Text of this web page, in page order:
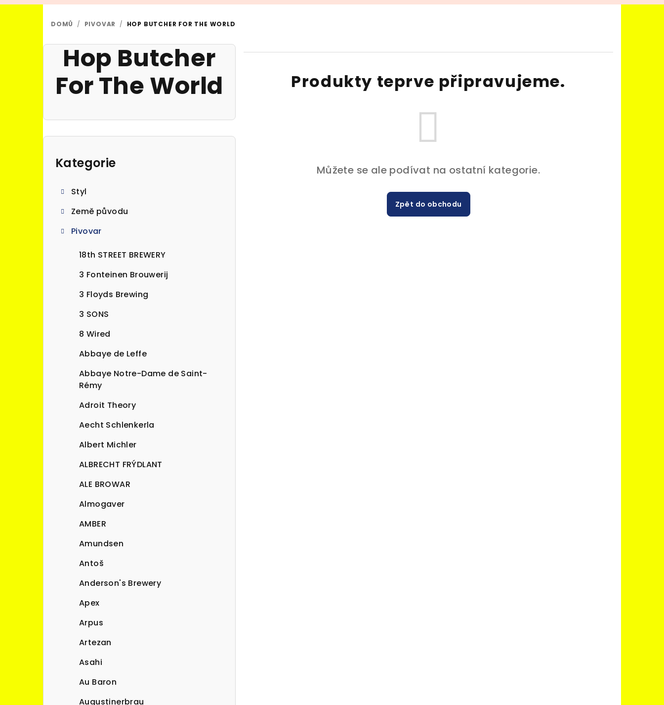
DOMŮ / PIVOVAR / HOP BUTCHER FOR THE WORLD
Hop Butcher
For The World
P
Přeskočit
kategorie
Kategorie
Styl
Země původu
Pivovar
18th STREET BREWERY
3 Fonteinen Brouwerij
3 Floyds Brewing
3 SONS
8 Wired
Abbaye de Leffe
Abbaye Notre-Dame de Saint-
Rémy
Adroit Theory
Aecht Schlenkerla
Albert Michler
ALBRECHT FRÝDLANT
ALE BROWAR
Almogaver
AMBER
Amundsen
Antoš
Anderson's Brewery
Apex
Arpus
Artezan
Asahi
Au Baron
Augustinerbrau
Produkty teprve připravujeme.
Můžete se ale podívat na ostatní kategorie.
Zpět do obchodu